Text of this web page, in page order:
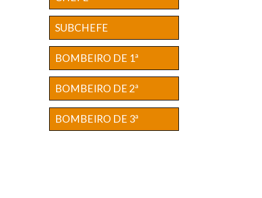
SUBCHEFE
BOMBEIRO DE 1ª
BOMBEIRO DE 2ª
BOMBEIRO DE 3ª